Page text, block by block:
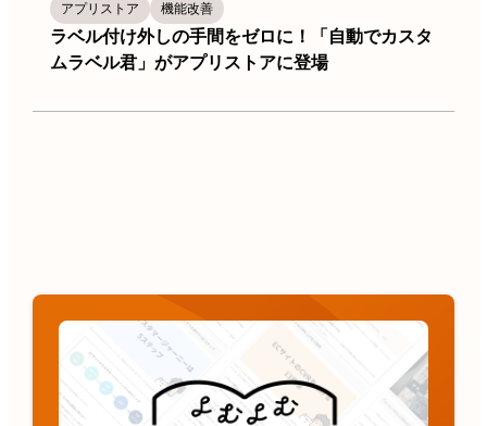
アプリストア 機能改善
ラベル付け外しの手間をゼロに！「自動でカスタ
ムラベル君」がアプリストアに登場